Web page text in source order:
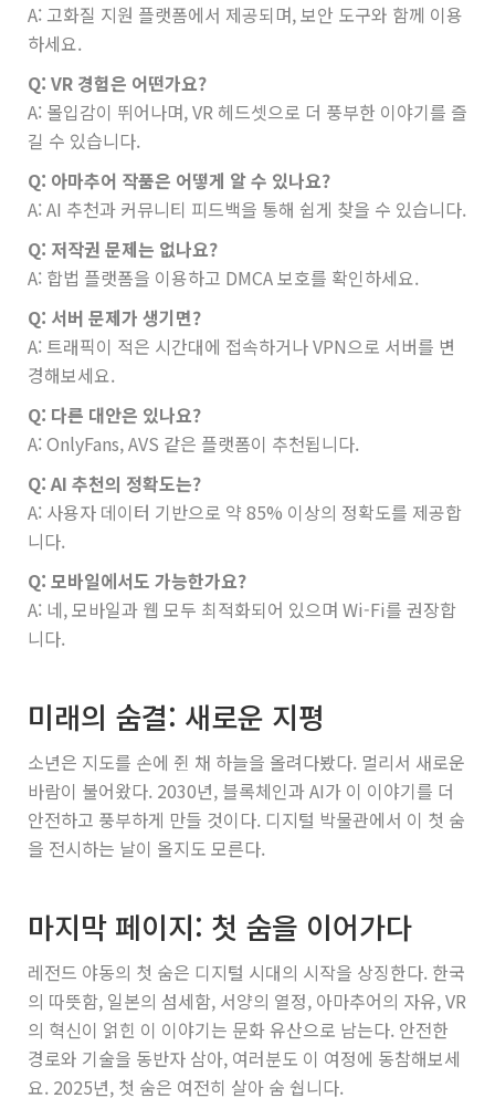
A: 고화질 지원 플랫폼에서 제공되며, 보안 도구와 함께 이용
하세요.
Q: VR 경험은 어떤가요?
A: 몰입감이 뛰어나며, VR 헤드셋으로 더 풍부한 이야기를 즐
길 수 있습니다.
Q: 아마추어 작품은 어떻게 알 수 있나요?
A: AI 추천과 커뮤니티 피드백을 통해 쉽게 찾을 수 있습니다.
Q: 저작권 문제는 없나요?
A: 합법 플랫폼을 이용하고 DMCA 보호를 확인하세요.
Q: 서버 문제가 생기면?
A: 트래픽이 적은 시간대에 접속하거나 VPN으로 서버를 변
경해보세요.
Q: 다른 대안은 있나요?
A: OnlyFans, AVS 같은 플랫폼이 추천됩니다.
Q: AI 추천의 정확도는?
A: 사용자 데이터 기반으로 약 85% 이상의 정확도를 제공합
니다.
Q: 모바일에서도 가능한가요?
A: 네, 모바일과 웹 모두 최적화되어 있으며 Wi-Fi를 권장합
니다.
미래의 숨결: 새로운 지평
소년은 지도를 손에 쥔 채 하늘을 올려다봤다. 멀리서 새로운
바람이 불어왔다. 2030년, 블록체인과 AI가 이 이야기를 더
안전하고 풍부하게 만들 것이다. 디지털 박물관에서 이 첫 숨
을 전시하는 날이 올지도 모른다.
마지막 페이지: 첫 숨을 이어가다
레전드 야동의 첫 숨은 디지털 시대의 시작을 상징한다. 한국
의 따뜻함, 일본의 섬세함, 서양의 열정, 아마추어의 자유, VR
의 혁신이 얽힌 이 이야기는 문화 유산으로 남는다. 안전한
경로와 기술을 동반자 삼아, 여러분도 이 여정에 동참해보세
요. 2025년, 첫 숨은 여전히 살아 숨 쉅니다.